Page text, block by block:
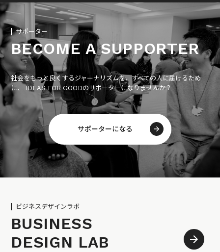
サポーター
BECOME A SUPPORTER
社会をもっと良くするジャーナリズムを、すべての人に届けるため
に、 IDEAS FOR GOODのサポーターになりませんか？
サポーターになる
ビジネスデザインラボ
BUSINESS
DESIGN LAB